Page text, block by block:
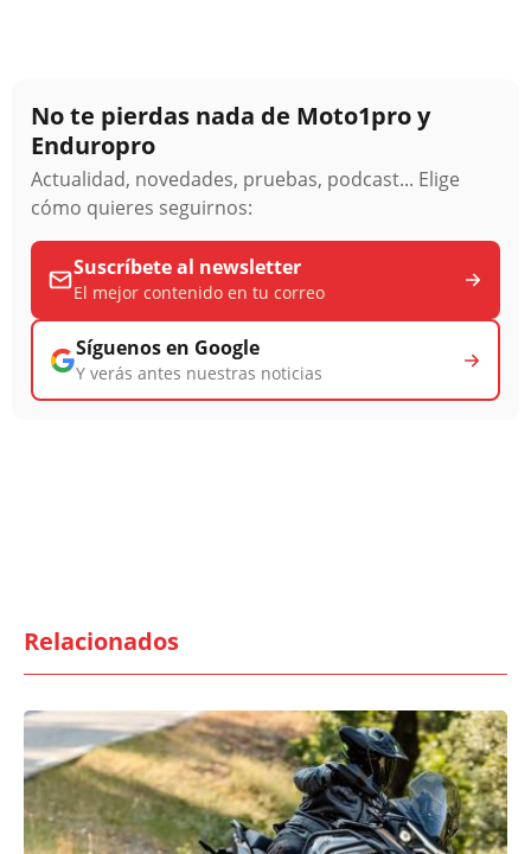
No te pierdas nada de Moto1pro y
Enduropro
Actualidad, novedades, pruebas, podcast... Elige
cómo quieres seguirnos:
Suscríbete al newsletter
El mejor contenido en tu correo
Síguenos en Google
Y verás antes nuestras noticias
Relacionados